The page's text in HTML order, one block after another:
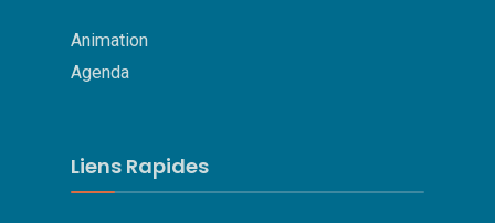
Animation
Agenda
Liens Rapides